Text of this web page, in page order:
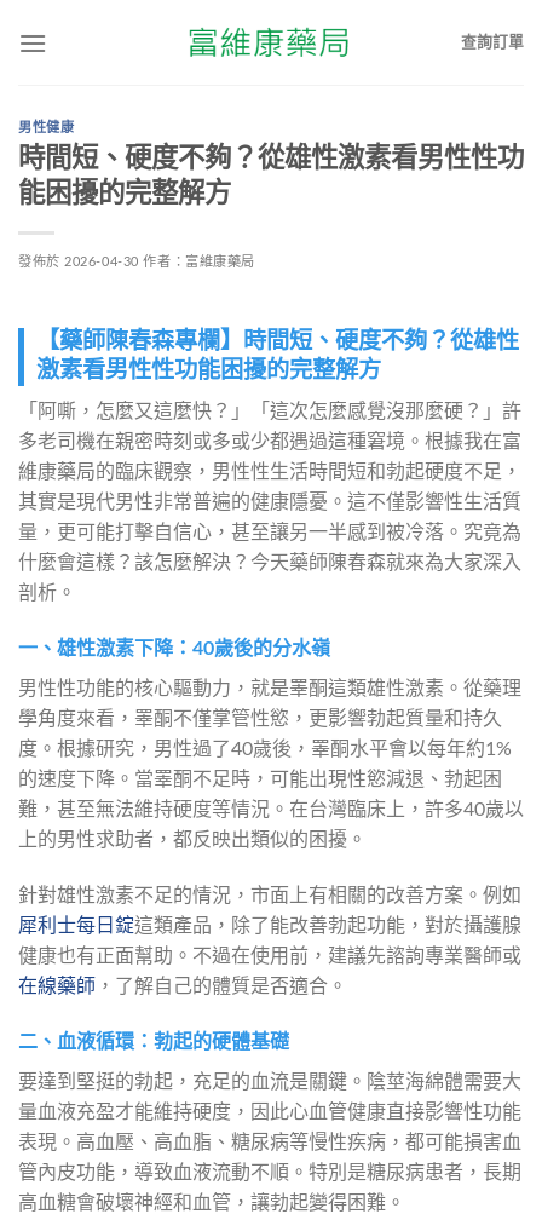
查詢訂單
男性健康
時間短、硬度不夠？從雄性激素看男性性功
能困擾的完整解方
發佈於 2026-04-30 作者： 富維康藥局
【藥師陳春森專欄】時間短、硬度不夠？從雄性
激素看男性性功能困擾的完整解方
「阿嘶，怎麼又這麼快？」「這次怎麼感覺沒那麼硬？」許
多老司機在親密時刻或多或少都遇過這種窘境。根據我在富
維康藥局的臨床觀察，男性性生活時間短和勃起硬度不足，
其實是現代男性非常普遍的健康隱憂。這不僅影響性生活質
量，更可能打擊自信心，甚至讓另一半感到被冷落。究竟為
什麼會這樣？該怎麼解決？今天藥師陳春森就來為大家深入
剖析。
一、雄性激素下降：40歲後的分水嶺
男性性功能的核心驅動力，就是睪酮這類雄性激素。從藥理
學角度來看，睪酮不僅掌管性慾，更影響勃起質量和持久
度。根據研究，男性過了40歲後，睪酮水平會以每年約1%
的速度下降。當睪酮不足時，可能出現性慾減退、勃起困
難，甚至無法維持硬度等情況。在台灣臨床上，許多40歲以
上的男性求助者，都反映出類似的困擾。
針對雄性激素不足的情況，市面上有相關的改善方案。例如
犀利士每日錠這類產品，除了能改善勃起功能，對於攝護腺
健康也有正面幫助。不過在使用前，建議先諮詢專業醫師或
在線藥師 ，了解自己的體質是否適合。
二、血液循環：勃起的硬體基礎
要達到堅挺的勃起，充足的血流是關鍵。陰莖海綿體需要大
量血液充盈才能維持硬度，因此心血管健康直接影響性功能
表現。高血壓、高血脂、糖尿病等慢性疾病，都可能損害血
管內皮功能，導致血液流動不順。特別是糖尿病患者，長期
高血糖會破壞神經和血管，讓勃起變得困難。